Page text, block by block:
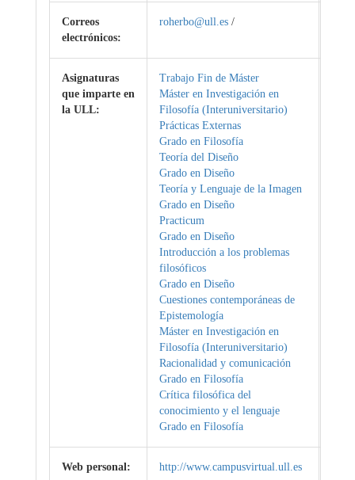
Correos
electrónicos:
roherbo@ull.es /
Asignaturas
que imparte en
la ULL:
Trabajo Fin de Máster
Máster en Investigación en
Filosofía (Interuniversitario)
Prácticas Externas
Grado en Filosofía
Teoría del Diseño
Grado en Diseño
Teoría y Lenguaje de la Imagen
Grado en Diseño
Practicum
Grado en Diseño
Introducción a los problemas
filosóficos
Grado en Diseño
Cuestiones contemporáneas de
Epistemología
Máster en Investigación en
Filosofía (Interuniversitario)
Racionalidad y comunicación
Grado en Filosofía
Crítica filosófica del
conocimiento y el lenguaje
Grado en Filosofía
Web personal: http://www.campusvirtual.ull.es